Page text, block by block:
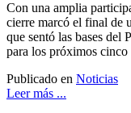
Con una amplia
cierre marcó el final de
que sentó las bases
para los próximos cinco
Publicado en Noticias
Leer más ...